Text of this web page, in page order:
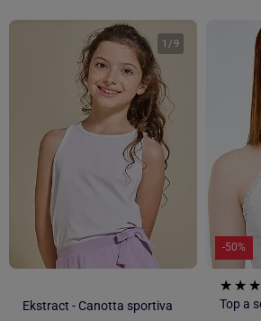
1 /9
Ekstract - Canotta sportiva
-50%